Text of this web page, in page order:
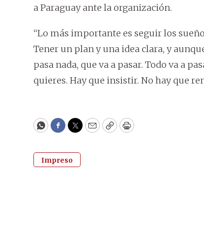
a Paraguay ante la organización.
“Lo más importante es seguir los
Tener un plan y una idea clara, y
pasa nada, que va a pasar. Todo va a
quieres. Hay que insistir. No hay que
WhatsApp
Facebook
Twitter
EmailCopyPrint
Impreso